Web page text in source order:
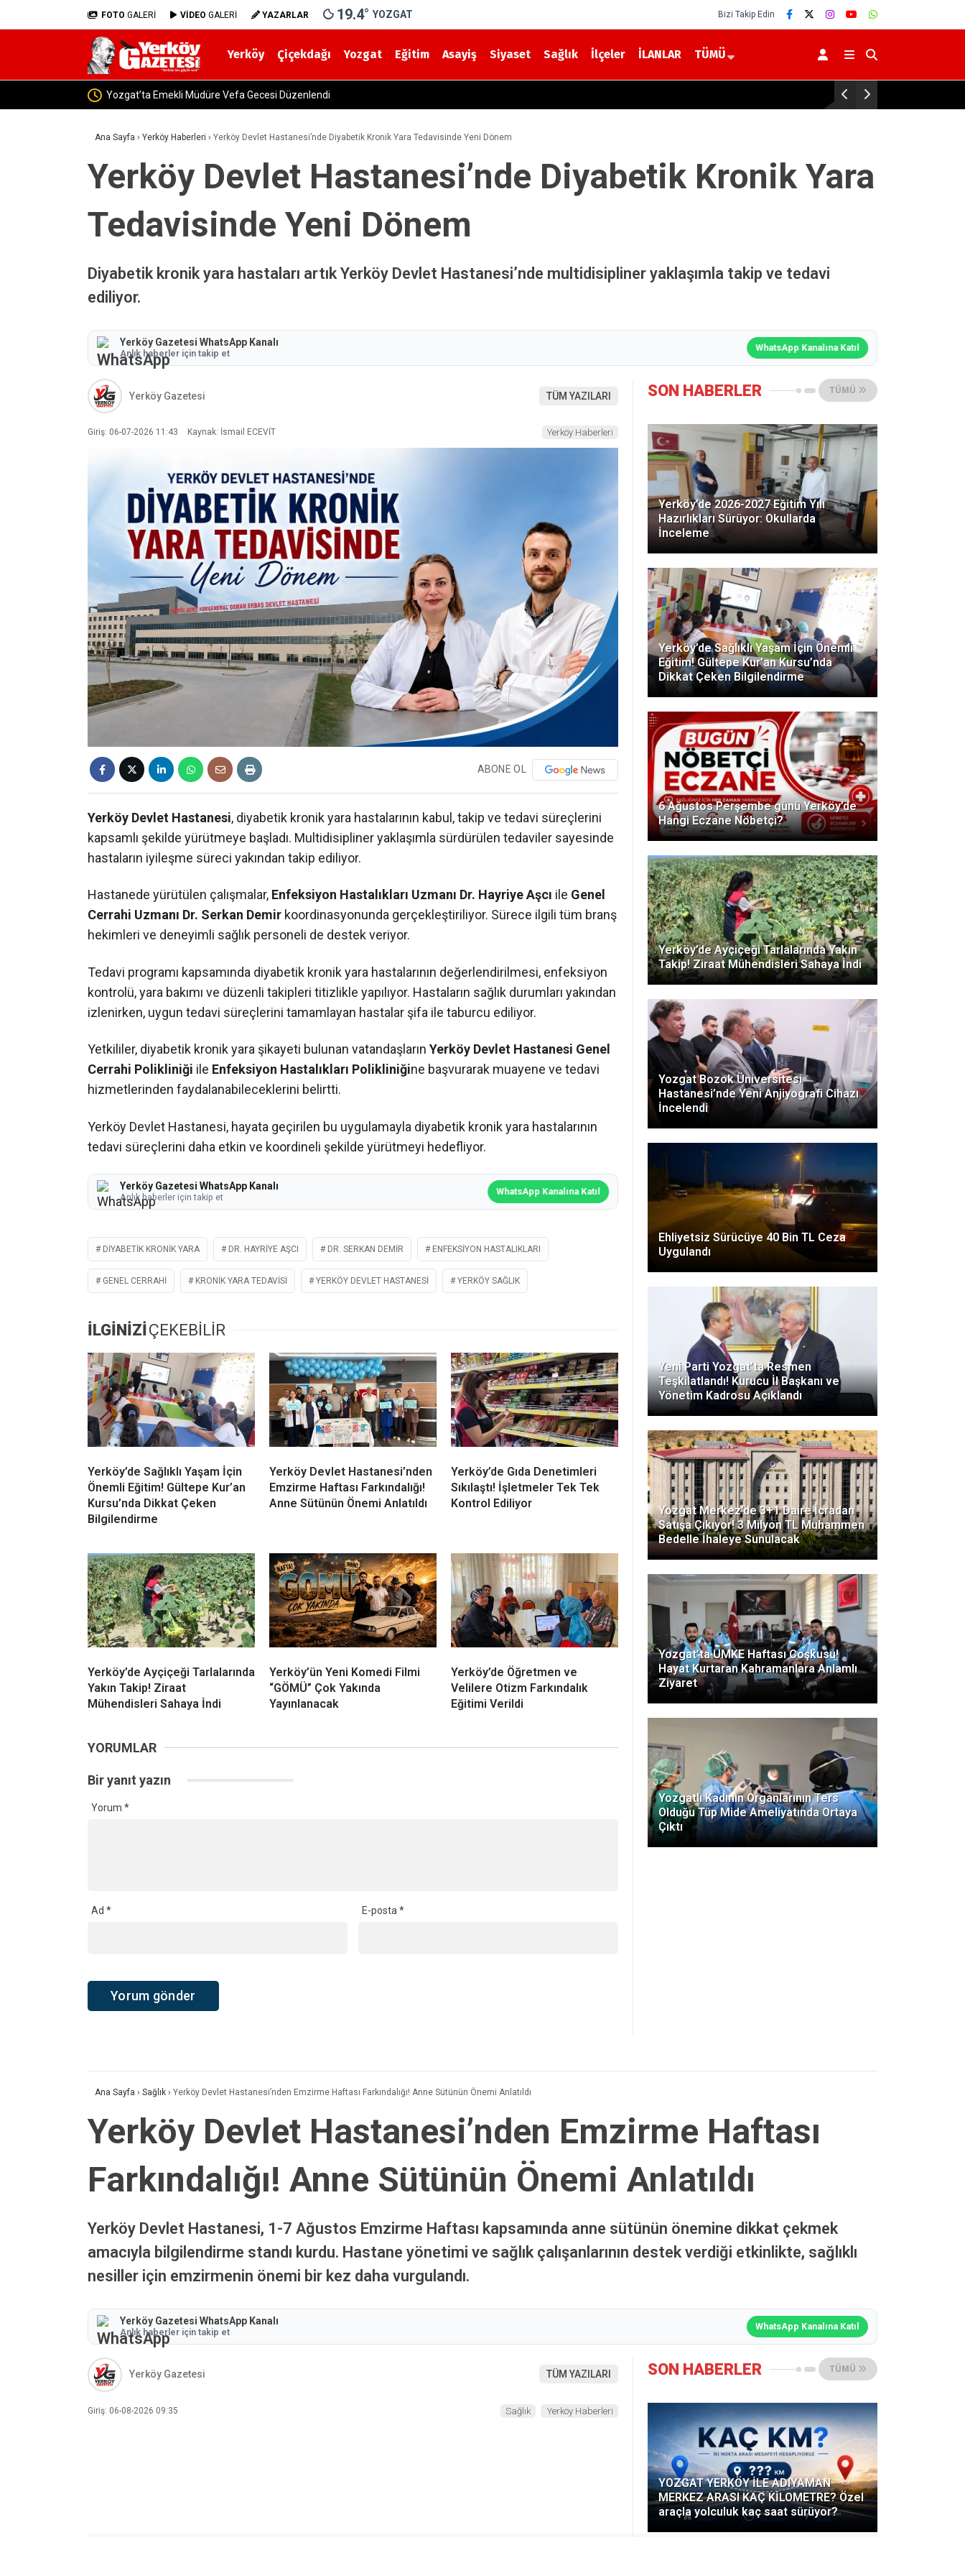
FOTO GALERİ VİDEO GALERİ YAZARLAR 19.4° YOZGAT Bizi Takip Edin
Yerköy Çiçekdağı Yozgat Eğitim Asayiş Siyaset Sağlık İlçeler İLANLAR TÜMÜ
Yozgat-Yerköy Yolunda Korkutan Kaza! Yolcu Otobüsü ile Traktör Çarpıştı Yerköy’de 2026-2027
Ana Sayfa › Yerköy Haberleri › Yerköy Devlet Hastanesi’nde Diyabetik Kronik Yara Tedavisinde Yeni Dönem
Yerköy Devlet Hastanesi’nde Diyabetik Kronik Yara
Tedavisinde Yeni Dönem
Diyabetik kronik yara hastaları artık Yerköy Devlet Hastanesi’nde multidisipliner yaklaşımla takip ve tedavi
ediliyor.
Yerköy Gazetesi WhatsApp Kanalı
Anlık haberler için takip et
WhatsApp Kanalına Katıl
Yerköy Gazetesi TÜM YAZILARI
Giriş: 06-07-2026 11:43 Kaynak: İsmail ECEVİT Yerköy Haberleri
ABONE OL
Yerköy Devlet Hastanesi, diyabetik kronik yara hastalarının kabul, takip ve tedavi süreçlerini
kapsamlı şekilde yürütmeye başladı. Multidisipliner yaklaşımla sürdürülen tedaviler sayesinde
hastaların iyileşme süreci yakından takip ediliyor.
Hastanede yürütülen çalışmalar, Enfeksiyon Hastalıkları Uzmanı Dr. Hayriye Aşcı ile Genel
Cerrahi Uzmanı Dr. Serkan Demir koordinasyonunda gerçekleştiriliyor. Sürece ilgili tüm branş
hekimleri ve deneyimli sağlık personeli de destek veriyor.
Tedavi programı kapsamında diyabetik kronik yara hastalarının değerlendirilmesi, enfeksiyon
kontrolü, yara bakımı ve düzenli takipleri titizlikle yapılıyor. Hastaların sağlık durumları yakından
izlenirken, uygun tedavi süreçlerini tamamlayan hastalar şifa ile taburcu ediliyor.
Yetkililer, diyabetik kronik yara şikayeti bulunan vatandaşların Yerköy Devlet Hastanesi Genel
Cerrahi Polikliniği ile Enfeksiyon Hastalıkları Polikliniğine başvurarak muayene ve tedavi
hizmetlerinden faydalanabileceklerini belirtti.
Yerköy Devlet Hastanesi, hayata geçirilen bu uygulamayla diyabetik kronik yara hastalarının
tedavi süreçlerini daha etkin ve koordineli şekilde yürütmeyi hedefliyor.
Yerköy Gazetesi WhatsApp Kanalı
Anlık haberler için takip et
WhatsApp Kanalına Katıl
DIYABETIK KRONIK YARA DR. HAYRIYE AŞCI DR. SERKAN DEMIR ENFEKSIYON HASTALIKLARI
GENEL CERRAHI KRONIK YARA TEDAVISI YERKÖY DEVLET HASTANESI YERKÖY SAĞLIK
İLGİNİZİÇEKEBİLİR
Yerköy’de Sağlıklı Yaşam İçin
Önemli Eğitim! Gültepe Kur’an
Kursu’nda Dikkat Çeken
Bilgilendirme
Yerköy Devlet Hastanesi’nden
Emzirme Haftası Farkındalığı!
Anne Sütünün Önemi Anlatıldı
Yerköy’de Gıda Denetimleri
Sıkılaştı! İşletmeler Tek Tek
Kontrol Ediliyor
Yerköy’de Ayçiçeği Tarlalarında
Yakın Takip! Ziraat
Mühendisleri Sahaya İndi
Yerköy’ün Yeni Komedi Filmi
“GÖMÜ” Çok Yakında
Yayınlanacak
Yerköy’de Öğretmen ve
Velilere Otizm Farkındalık
Eğitimi Verildi
YORUMLAR
Bir yanıt yazın
Yorum *
Ad * E-posta *
SON HABERLER TÜMÜ
Yerköy’de 2026-2027 Eğitim Yılı
Hazırlıkları Sürüyor: Okullarda
İnceleme
Yerköy’de Sağlıklı Yaşam İçin Önemli
Eğitim! Gültepe Kur’an Kursu’nda
Dikkat Çeken Bilgilendirme
6 Ağustos Perşembe günü Yerköy’de
Hangi Eczane Nöbetçi?
Yerköy’de Ayçiçeği Tarlalarında Yakın
Takip! Ziraat Mühendisleri Sahaya İndi
Yozgat Bozok Üniversitesi
Hastanesi’nde Yeni Anjiyografi Cihazı
İncelendi
Ehliyetsiz Sürücüye 40 Bin TL Ceza
Uygulandı
Yeni Parti Yozgat’ta Resmen
Teşkilatlandı! Kurucu İl Başkanı ve
Yönetim Kadrosu Açıklandı
Yozgat Merkez’de 3+1 Daire İcradan
Satışa Çıkıyor! 3 Milyon TL Muhammen
Bedelle İhaleye Sunulacak
Yozgat’ta UMKE Haftası Coşkusu!
Hayat Kurtaran Kahramanlara Anlamlı
Ziyaret
Yozgatlı Kadının Organlarının Ters
Olduğu Tüp Mide Ameliyatında Ortaya
Çıktı
Ana Sayfa › Sağlık › Yerköy Devlet Hastanesi’nden Emzirme Haftası Farkındalığı! Anne Sütünün Önemi Anlatıldı
Yerköy Devlet Hastanesi’nden Emzirme Haftası
Farkındalığı! Anne Sütünün Önemi Anlatıldı
Yerköy Devlet Hastanesi, 1-7 Ağustos Emzirme Haftası kapsamında anne sütünün önemine dikkat çekmek
amacıyla bilgilendirme standı kurdu. Hastane yönetimi ve sağlık çalışanlarının destek verdiği etkinlikte, sağlıklı
nesiller için emzirmenin önemi bir kez daha vurgulandı.
Yerköy Gazetesi WhatsApp Kanalı
Anlık haberler için takip et
WhatsApp Kanalına Katıl
Yerköy Gazetesi TÜM YAZILARI
Giriş: 06-08-2026 09:35 Sağlık Yerköy Haberleri
SON HABERLER TÜMÜ
YOZGAT YERKÖY İLE ADIYAMAN
MERKEZ ARASI KAÇ KİLOMETRE? Özel
araçla yolculuk kaç saat sürüyor?